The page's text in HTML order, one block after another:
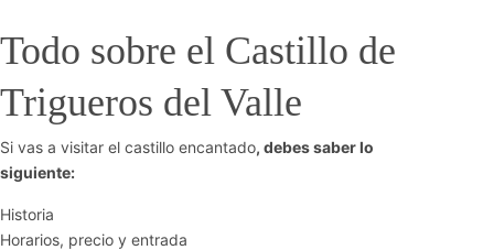
Todo sobre el Castillo de
Trigueros del Valle
Si vas a visitar el castillo encantado, debes saber lo
siguiente:
Historia
Horarios, precio y entrada